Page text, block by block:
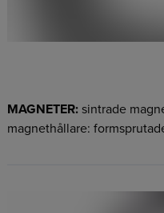
MAGNETER:sintrade
magnethållare: